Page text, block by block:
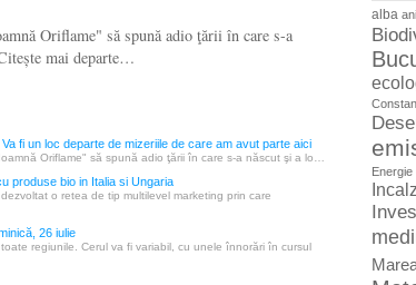
Oriflame" să spună adio ţării în care s-a
mai departe…
fi un loc departe de mizeriile de care am avut parte aici
Oriflame" să spună adio ţării în care s-a născut şi a lo…
produse bio in Italia si Ungaria
o retea de tip multilevel marketing prin care
26 iulie
regiunile. Cerul va fi variabil, cu unele înnorări în cursul
alba ani
Energie